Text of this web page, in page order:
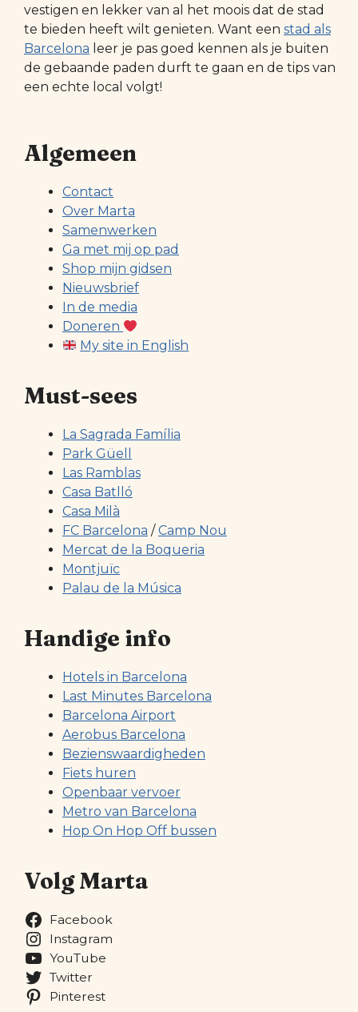
vestigen en lekker van al het moois dat de stad
te bieden heeft wilt genieten. Want een stad als
Barcelona leer je pas goed kennen als je buiten
de gebaande paden durft te gaan en de tips van
een echte local volgt!
Algemeen
Contact
Over Marta
Samenwerken
Ga met mij op pad
Shop mijn gidsen
Nieuwsbrief
In de media
Doneren
My site in English
Must-sees
La Sagrada Família
Park Güell
Las Ramblas
Casa Batlló
Casa Milà
FC Barcelona / Camp Nou
Mercat de la Boqueria
Montjuïc
Palau de la Música
Handige info
Hotels in Barcelona
Last Minutes Barcelona
Barcelona Airport
Aerobus Barcelona
Bezienswaardigheden
Fiets huren
Openbaar vervoer
Metro van Barcelona
Hop On Hop Off bussen
Volg Marta
Facebook
Instagram
YouTube
Twitter
Pinterest